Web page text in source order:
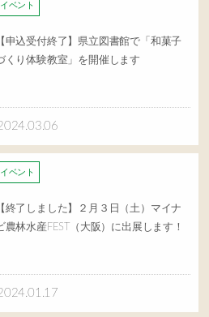
イベント
【申込受付終了】県立図書館で「和菓子
くり体験教室」を開催します
イベント
【終了しました】２月３日（土）マイナ
農林水産FEST（大阪）に出展します！